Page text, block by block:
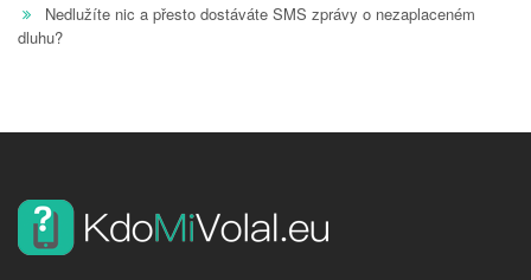
Nedlužíte nic a přesto dostáváte SMS zprávy o nezaplaceném
dluhu?